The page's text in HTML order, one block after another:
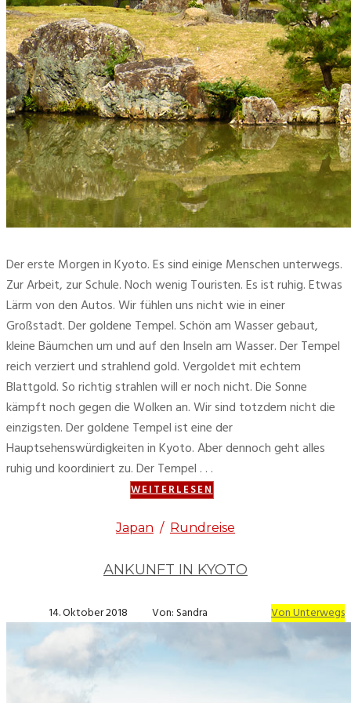
Der erste Morgen in Kyoto. Es sind einige Menschen unterwegs.
Zur Arbeit, zur Schule. Noch wenig Touristen. Es ist ruhig. Etwas
Lärm von den Autos. Wir fühlen uns nicht wie in einer
Großstadt. Der goldene Tempel. Schön am Wasser gebaut,
kleine Bäumchen um und auf den Inseln am Wasser. Der Tempel
reich verziert und strahlend gold. Vergoldet mit echtem
Blattgold. So richtig strahlen will er noch nicht. Die Sonne
kämpft noch gegen die Wolken an. Wir sind totzdem nicht die
einzigsten. Der goldene Tempel ist eine der
Hauptsehenswürdigkeiten in Kyoto. Aber dennoch geht alles
ruhig und koordiniert zu. Der Tempel . . .
WEITERLESEN
Japan / Rundreise
ANKUNFT IN KYOTO
14. Oktober 2018 Von: Sandra Von Unterwegs